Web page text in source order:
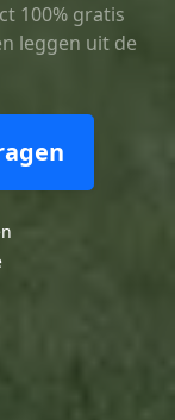
100% gratis
leggen uit de